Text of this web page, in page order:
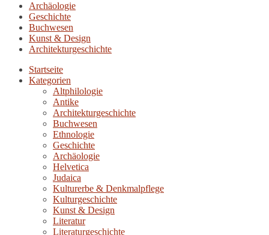
Archäologie
Geschichte
Buchwesen
Kunst & Design
Architekturgeschichte
Startseite
Kategorien
Altphilologie
Antike
Architekturgeschichte
Buchwesen
Ethnologie
Geschichte
Archäologie
Helvetica
Judaica
Kulturerbe & Denkmalpflege
Kulturgeschichte
Kunst & Design
Literatur
Literaturgeschichte